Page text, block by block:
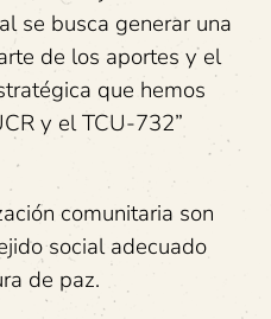
se busca generar una
de los aportes y el
que hemos
y el TCU-732”
comunitaria son
social adecuado
de paz.